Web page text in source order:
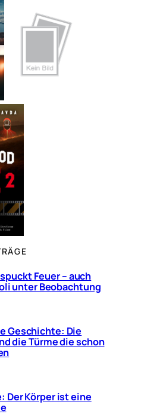
Feuer – auch
unter Beobachtung
Geschichte: Die
die Türme die schon
Der Körper ist eine